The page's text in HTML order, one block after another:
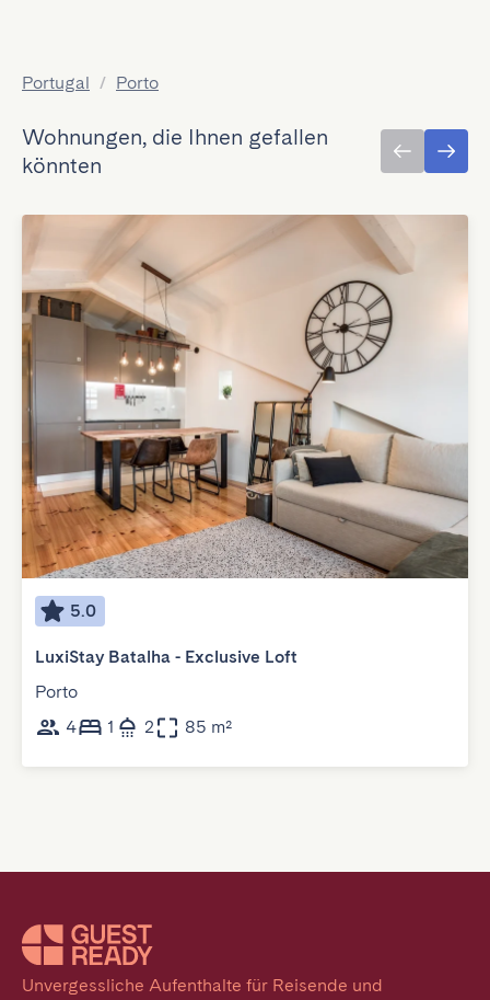
Portugal / Porto
Wohnungen, die Ihnen gefallen
könnten
5.0
LuxiStay Batalha - Exclusive Loft
Porto
4
1 2 85 m²
Unvergessliche Aufenthalte für Reisende und